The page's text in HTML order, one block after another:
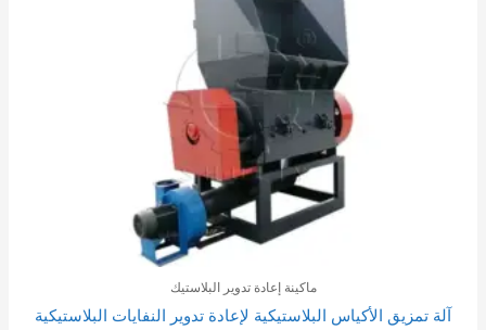
ماكينة إعادة تدوير البلاستيك
آلة تمزيق الأكياس البلاستيكية لإعادة تدوير النفايات البلاستيكية